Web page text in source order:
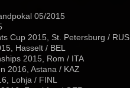
05/2015
Cup 2015, St. Petersburg / RUS
Hasselt / BEL
2015, Rom / ITA
2016, Astana / KAZ
Lohja / FINL